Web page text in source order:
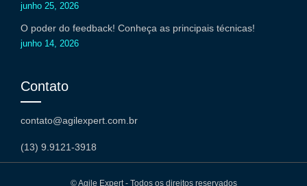
junho 25, 2026
O poder do feedback! Conheça as principais técnicas!
junho 14, 2026
Contato
contato@agilexpert.com.br
(13) 9.9121-3918
© Agile Expert - Todos os direitos reservados